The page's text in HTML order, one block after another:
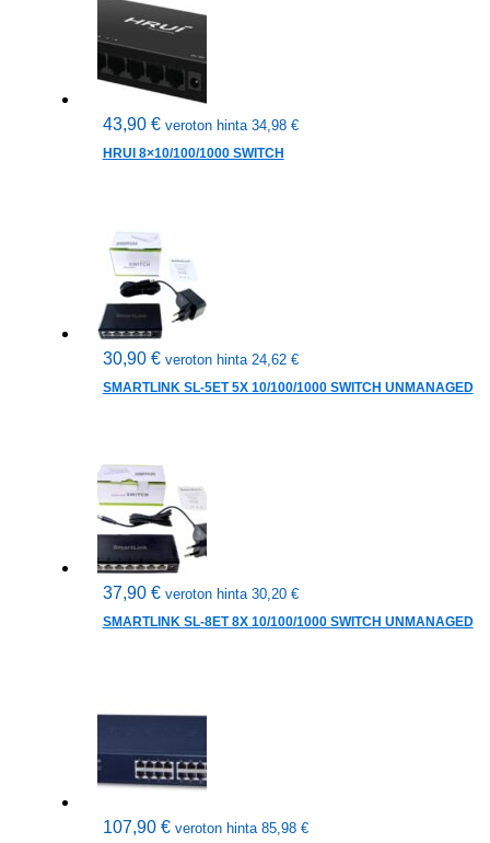
43,90 € veroton hinta 34,98 €
HRUI 8×10/100/1000 SWITCH
30,90 € veroton hinta 24,62 €
SMARTLINK SL-5ET 5X 10/100/1000 SWITCH UNMANAGED
37,90 € veroton hinta 30,20 €
SMARTLINK SL-8ET 8X 10/100/1000 SWITCH UNMANAGED
107,90 € veroton hinta 85,98 €